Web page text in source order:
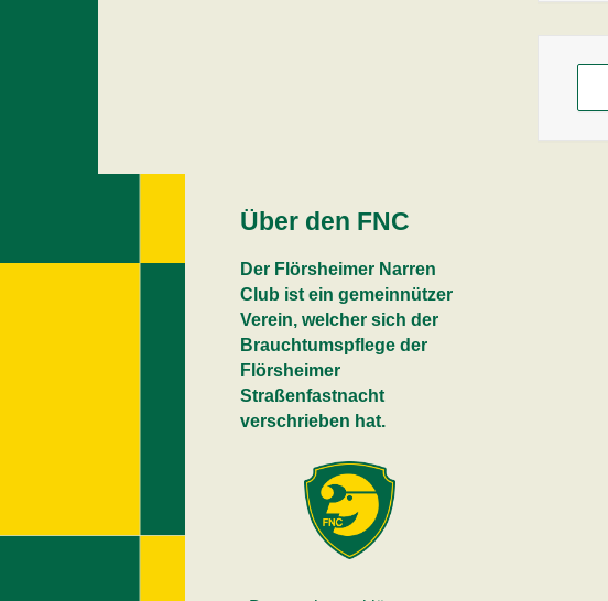
Über den FNC
Der Flörsheimer Narren
Club ist ein gemeinnützer
Verein, welcher sich der
Brauchtumspflege der
Flörsheimer
Straßenfastnacht
verschrieben hat.